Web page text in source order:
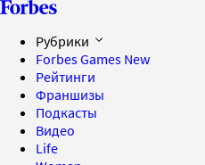
Рубрики
Forbes Games New
Рейтинги
Франшизы
Подкасты
Видео
Life